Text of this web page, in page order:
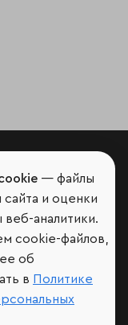
— файлы
и оценки
аналитики.
cookie-файлов,
об
в Политике